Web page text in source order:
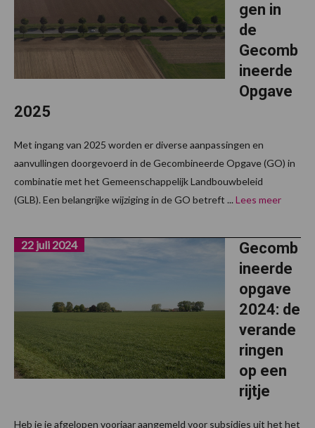
gen in
de
Gecomb
ineerde
Opgave
2025
Met ingang van 2025 worden er diverse aanpassingen en
aanvullingen doorgevoerd in de Gecombineerde Opgave (GO) in
combinatie met het Gemeenschappelijk Landbouwbeleid
(GLB). Een belangrijke wijziging in de GO betreft ... Lees meer
Gecomb
ineerde
opgave
2024: de
verande
ringen
op een
rijtje
22 juli 2024
Heb je je afgelopen voorjaar aangemeld voor subsidies uit het het